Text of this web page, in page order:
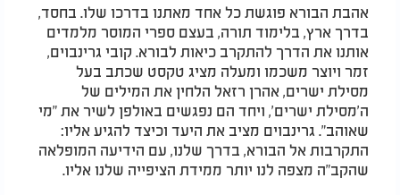
אהבת הבורא פוגשת כל אחד מאתנו בדרכו שלו. בחסד,
בדרך ארץ, בלימוד תורה, בעצם ספרי המוסר מלמדים
אותנו את הדרך להתקרב כיאות לבורא. קובי גרינבוים,
זמר ויוצר משכמו ומעלה מציג טקסט שכתב בעל
מסילת ישרים, אהרן רזאל הלחין את המילים של
ה'מסילת ישרים', ויחד הם נפגשים באולפן לשיר את "מי
שאוהב". גרינבוים מציב את היעד וכיצד להגיע אליו:
התקרבות אל הבורא, בדרך שלנו, עם הידיעה המופלאה
שהקב"ה מצפה לנו יותר ממידת הציפייה שלנו אליו.